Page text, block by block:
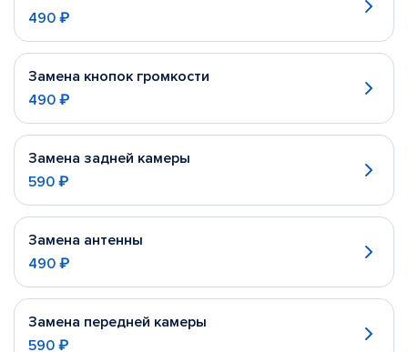
490 ₽
Замена кнопок громкости
490 ₽
Замена задней камеры
590 ₽
Замена антенны
490 ₽
Замена передней камеры
590 ₽